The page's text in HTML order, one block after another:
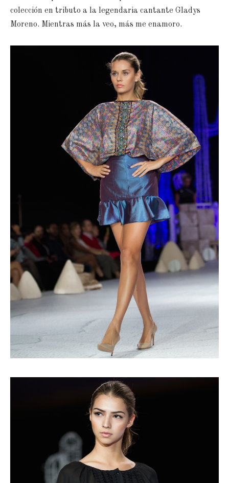
colección en tributo a la legendaria cantante Gladys
Moreno. Mientras más la veo, más me enamoro.